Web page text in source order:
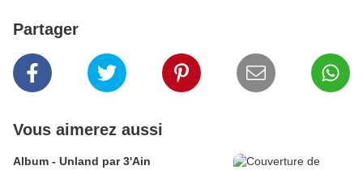
Partager
Vous aimerez aussi
Album - Unland par 3'Ain